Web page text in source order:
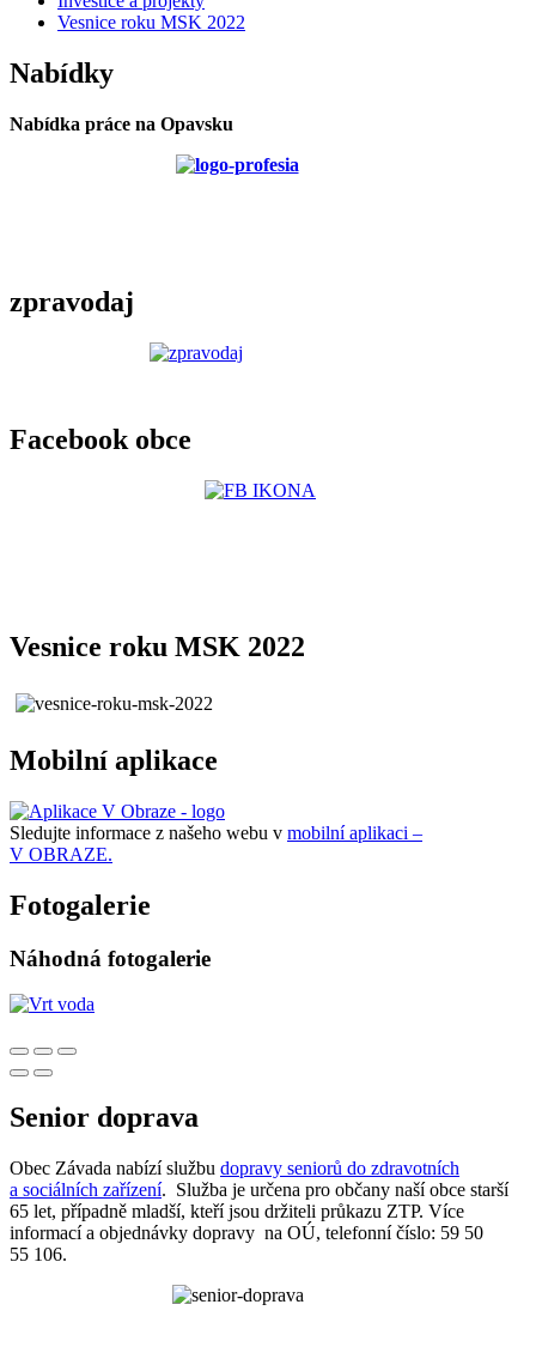
Vesnice roku MSK 2022
Nabídky
Nabídka práce na Opavsku
zpravodaj
Facebook obce
Vesnice roku MSK 2022
Mobilní aplikace
Sledujte informace z našeho webu v mobilní aplikaci –
V OBRAZE.
Fotogalerie
Náhodná fotogalerie
Senior doprava
Obec Závada nabízí službu dopravy seniorů do zdravotních
a sociálních zařízení. Služba je určena pro občany naší obce starší
65 let, případně mladší, kteří jsou držiteli průkazu ZTP. Více
informací a objednávky dopravy na OÚ, telefonní číslo: 59 50
55 106.